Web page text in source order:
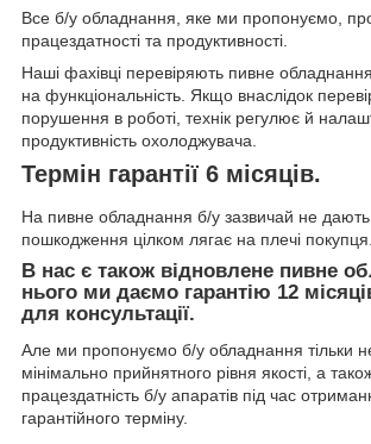
Все б/у обладнання, яке ми пропонуємо,
працездатності та продуктивності.
Наші фахівці перевіряють пивне обладнання
на функціональність. Якщо внаслідок
порушення в роботі, технік регулює й
продуктивність охолоджувача.
Термін гарантії 6 місяців.
На пивне обладнання б/у зазвичай не дають
пошкодження цілком лягає на плечі покупця.
В нас є також відновлене пивне
нього ми даємо гарантію 12
для консультації.
Але ми пропонуємо б/у обладнання тільки
мінімально прийнятного рівня якості, а
працездатність б/у апаратів під час
гарантійного терміну.